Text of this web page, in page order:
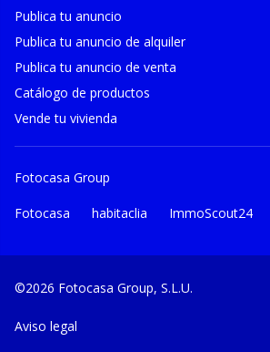
Publica tu anuncio
Publica tu anuncio de alquiler
Publica tu anuncio de venta
Catálogo de productos
Vende tu vivienda
Fotocasa Group
Fotocasa habitaclia ImmoScout24
©2026 Fotocasa Group, S.L.U.
Aviso legal